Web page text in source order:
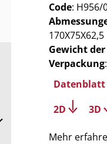
Code: H956/
170X75X62,5
Gewicht der
Verpackung
Datenblatt
2D
3D
Mehr